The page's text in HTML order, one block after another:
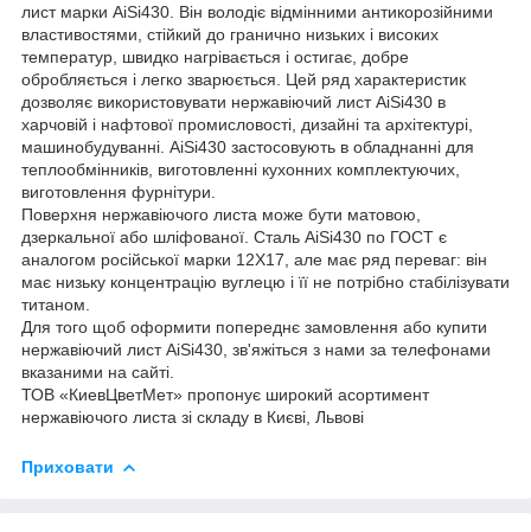
лист марки AiSi430. Він володіє відмінними антикорозійними
властивостями, стійкий до гранично низьких і високих
температур, швидко нагрівається і остигає, добре
обробляється і легко зварюється. Цей ряд характеристик
дозволяє використовувати нержавіючий лист AiSi430 в
харчовій і нафтової промисловості, дизайні та архітектурі,
машинобудуванні. AiSi430 застосовують в обладнанні для
теплообмінників, виготовленні кухонних комплектуючих,
виготовлення фурнітури.
Поверхня нержавіючого листа може бути матовою,
дзеркальної або шліфованої. Сталь AiSi430 по ГОСТ є
аналогом російської марки 12Х17, але має ряд переваг: він
має низьку концентрацію вуглецю і її не потрібно стабілізувати
титаном.
Для того щоб оформити попереднє замовлення або купити
нержавіючий лист AiSi430, зв'яжіться з нами за телефонами
вказаними на сайті.
ТОВ «КиевЦветМет» пропонує широкий асортимент
нержавіючого листа зі складу в Києві, Львові
Приховати